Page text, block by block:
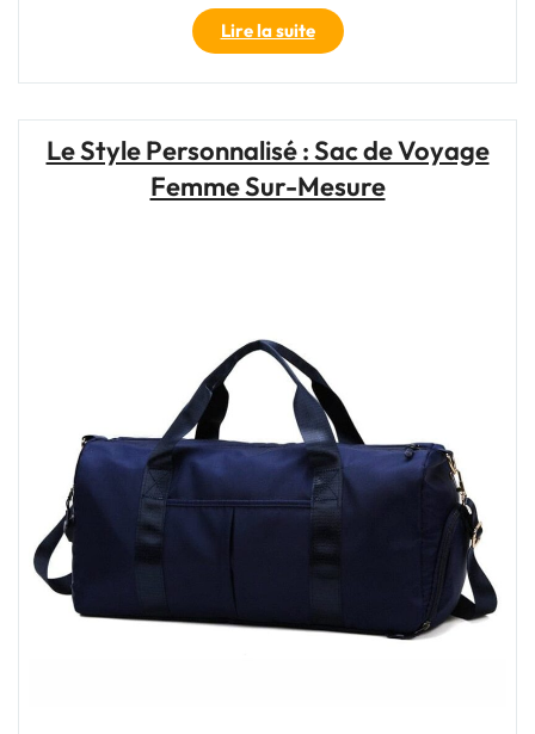
Lire la suite"Le
Sac
de
Personnalisé
:
Le Style Personnalisé : Sac de Voyage
Femme Sur-Mesure